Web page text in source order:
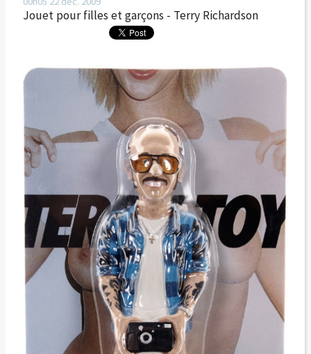
Jouet pour filles et garçons - Terry Richardson